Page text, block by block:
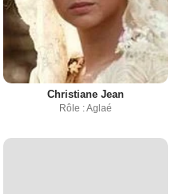
Christiane Jean
Rôle : Aglaé